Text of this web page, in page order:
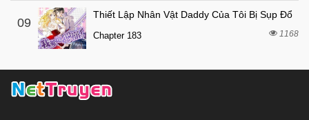
Chapter 1 7 tháng trước
09
Thiết Lập Nhân Vật Daddy Của Tôi Bị Sụp Đổ
Chapter 183 1168